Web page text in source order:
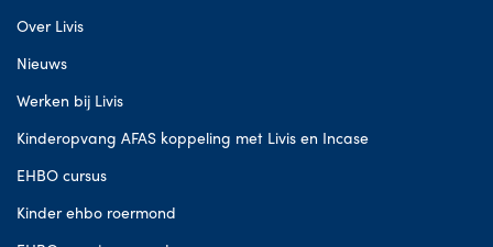
Over Livis
Nieuws
Werken bij Livis
Kinderopvang AFAS koppeling met Livis en Incase
EHBO cursus
Kinder ehbo roermond